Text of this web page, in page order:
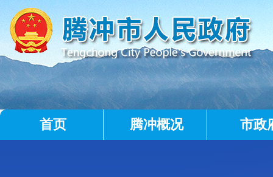
首页 腾冲概况 市政